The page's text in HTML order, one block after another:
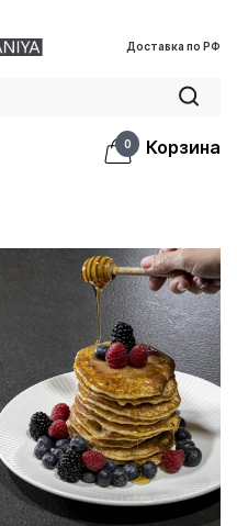
Доставка по РФ
0 Корзина